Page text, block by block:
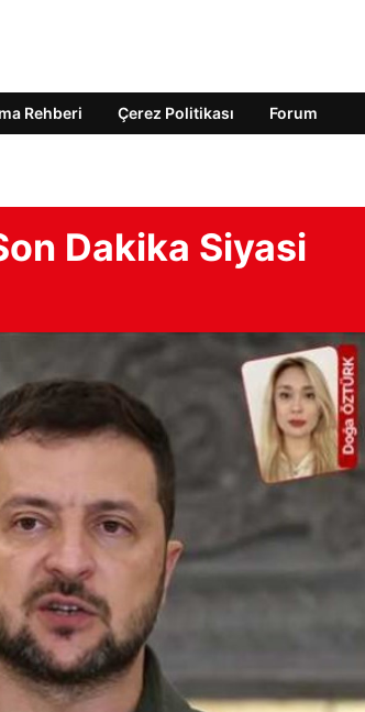
Rehberi Çerez Politikası Forum
Dakika Siyasi